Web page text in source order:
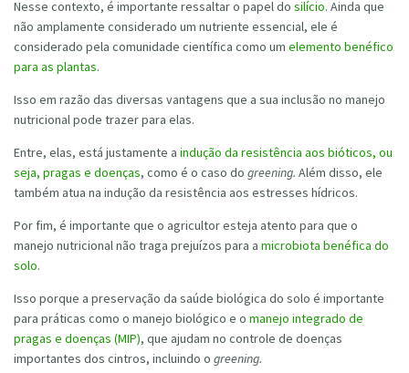
Nesse contexto, é importante ressaltar o papel do silício. Ainda que
não amplamente considerado um nutriente essencial, ele é
considerado pela comunidade científica como um elemento benéfico
para as plantas.
Isso em razão das diversas vantagens que a sua inclusão no manejo
nutricional pode trazer para elas.
Entre, elas, está justamente a indução da resistência aos bióticos, ou
seja, pragas e doenças, como é o caso do greening. Além disso, ele
também atua na indução da resistência aos estresses hídricos.
Por fim, é importante que o agricultor esteja atento para que o
manejo nutricional não traga prejuízos para a microbiota benéfica do
solo.
Isso porque a preservação da saúde biológica do solo é importante
para práticas como o manejo biológico e o manejo integrado de
pragas e doenças (MIP), que ajudam no controle de doenças
importantes dos cintros, incluindo o greening.